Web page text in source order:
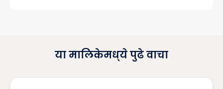
या मालिकेमध्ये पुढे वाचा